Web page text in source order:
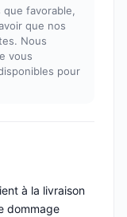
favorable,
que nos
Nous
vous
pour
à la livraison
dommage